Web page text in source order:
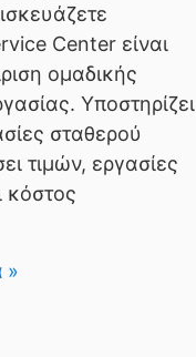
Center είναι
ομαδικής
Υποστηρίζει
σταθερού
τιμών, εργασίες
κόστος